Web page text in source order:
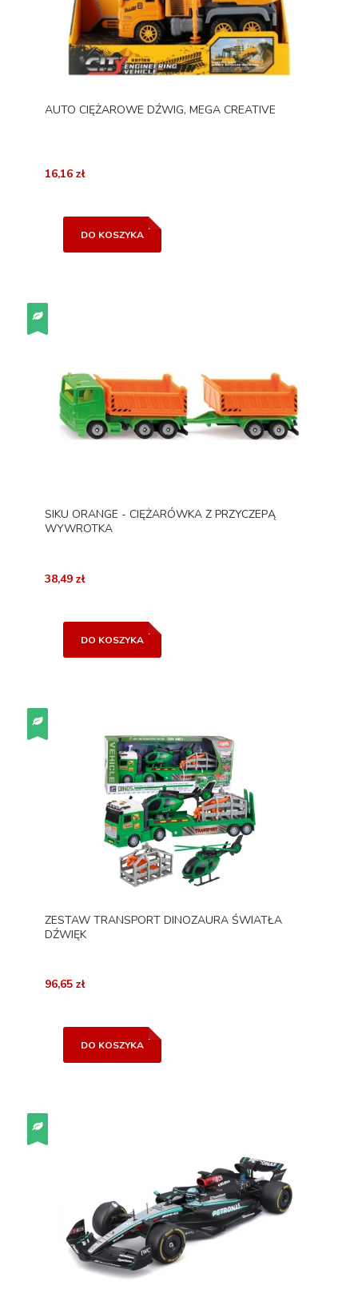
AUTO CIĘŻAROWE DŹWIG, MEGA CREATIVE
16,16 zł
DO KOSZYKA
SIKU ORANGE - CIĘŻARÓWKA Z PRZYCZEPĄ
WYWROTKA
38,49 zł
DO KOSZYKA
ZESTAW TRANSPORT DINOZAURA ŚWIATŁA
DŹWIĘK
96,65 zł
DO KOSZYKA